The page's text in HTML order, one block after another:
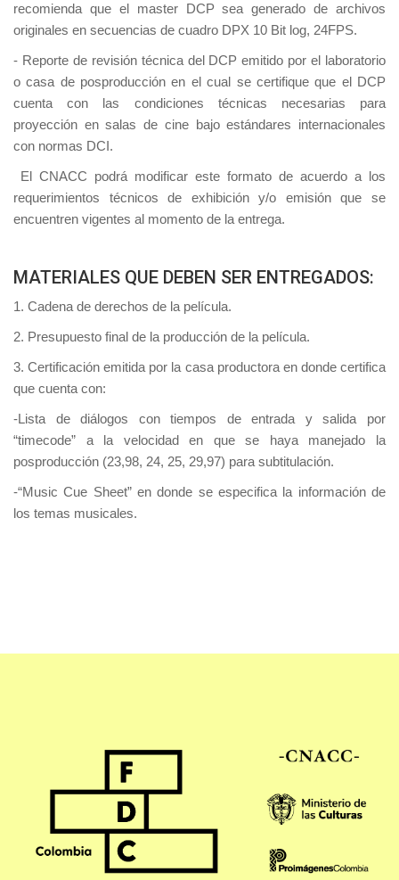
recomienda que el master DCP sea generado de archivos
originales en secuencias de cuadro DPX 10 Bit log, 24FPS.
- Reporte de revisión técnica del DCP emitido por el laboratorio
o casa de posproducción en el cual se certifique que el DCP
cuenta con las condiciones técnicas necesarias para
proyección en salas de cine bajo estándares internacionales
con normas DCI.
El CNACC podrá modificar este formato de acuerdo a los
requerimientos técnicos de exhibición y/o emisión que se
encuentren vigentes al momento de la entrega.
MATERIALES QUE DEBEN SER ENTREGADOS:
1. Cadena de derechos de la película.
2. Presupuesto final de la producción de la película.
3. Certificación emitida por la casa productora en donde certifica
que cuenta con:
-Lista de diálogos con tiempos de entrada y salida por
“timecode” a la velocidad en que se haya manejado la
posproducción (23,98, 24, 25, 29,97) para subtitulación.
-“Music Cue Sheet” en donde se especifica la información de
los temas musicales.